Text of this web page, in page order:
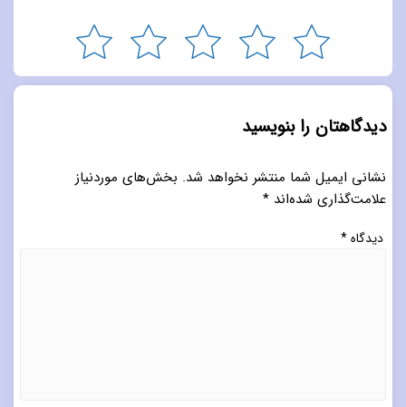
دیدگاهتان را بنویسید
نشانی ایمیل شما منتشر نخواهد شد. بخش‌های موردنیاز
علامت‌گذاری شده‌اند *
دیدگاه*